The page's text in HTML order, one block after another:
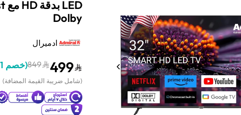
Dolby
ادميرال
499
849
(خصم 41%
(شامل ضريبة القيمة المضافة)